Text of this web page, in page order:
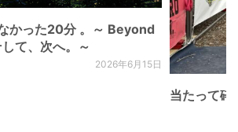
かった20分 。～ Beyond
て、次へ。～
2026年6月15日
当たって砕